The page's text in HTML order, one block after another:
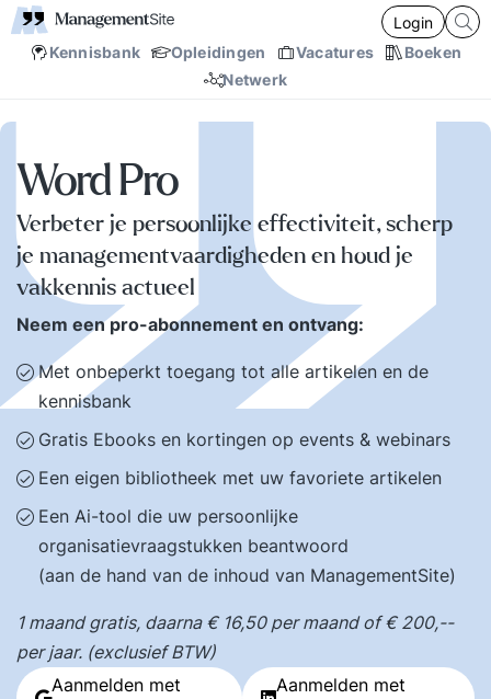
Kennisbank Opleidingen Vacatures
Boeken
Netwerk
Login
Word Pro
Verbeter je persoonlijke effectiviteit, scherp
je managementvaardigheden en houd je
vakkennis actueel
Neem een pro-abonnement en ontvang:
Met onbeperkt toegang tot alle artikelen en de
kennisbank
Gratis Ebooks en kortingen op events & webinars
Een eigen bibliotheek met uw favoriete artikelen
Een Ai-tool die uw persoonlijke
organisatievraagstukken beantwoord
(aan de hand van de inhoud van ManagementSite)
1 maand gratis, daarna € 16,50 per maand of € 200,--
per jaar. (exclusief BTW)
Aanmelden met
Aanmelden met